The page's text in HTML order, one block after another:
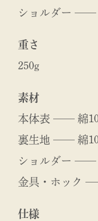
ショルダー ──
重さ
250g
素材
本体表 ── 綿
裏生地 ── 綿
ショルダー ──
金具・ホック
仕様